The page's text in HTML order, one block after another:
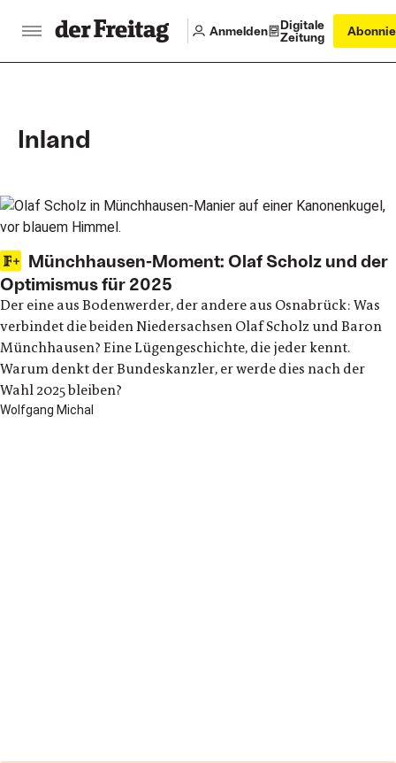
Anmelden
Digitale
Zeitung
Inland
Latest articles
Münchhausen-Moment: Olaf Scholz und der
Optimismus für 2025
Der eine aus Bodenwerder, der andere aus Osnabrück: Was
verbindet die beiden Niedersachsen Olaf Scholz und Baron
Münchhausen? Eine Lügengeschichte, die jeder kennt.
Warum denkt der Bundeskanzler, er werde dies nach der
Wahl 2025 bleiben?
Wolfgang Michal